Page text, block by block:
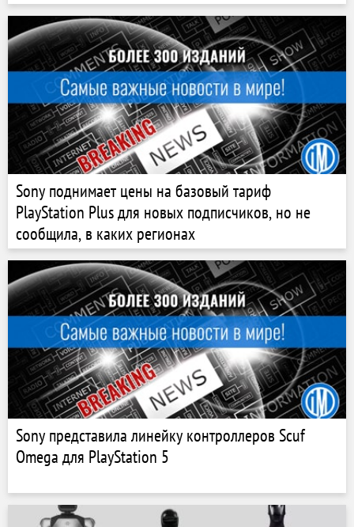
Sony поднимает цены на базовый тариф
PlayStation Plus для новых подписчиков, но не
сообщила, в каких регионах
Sony представила линейку контроллеров Scuf
Omega для PlayStation 5